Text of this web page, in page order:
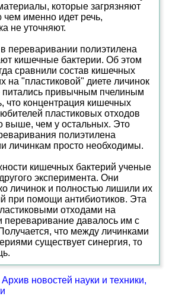
которые загрязняют
чем именно идет речь,
не уточняют.
переваривании полиэтилена
кишечные бактерии. Об этом
сравнили состав кишечных
на "пластиковой" диете личинок
питались привычным пчелиным
что концентрация кишечных
пластиковых отходов
выше, чем у остальных. Это
полиэтилена
личинкам просто необходимы.
кишечных бактерий ученые
эксперимента. Они
личинок и полностью лишили их
при помощи антибиотиков. Эта
отходами на
переваривание давалось им с
что между личинками
существует синергия, то
Архив новостей науки и техники,